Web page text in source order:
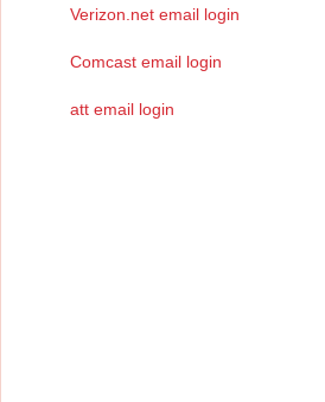
Verizon.net email login
Comcast email login
att email login